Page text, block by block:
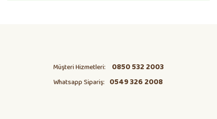
Müşteri Hizmetleri: 0850 532 2003
Whatsapp Sipariş: 0549 326 2008